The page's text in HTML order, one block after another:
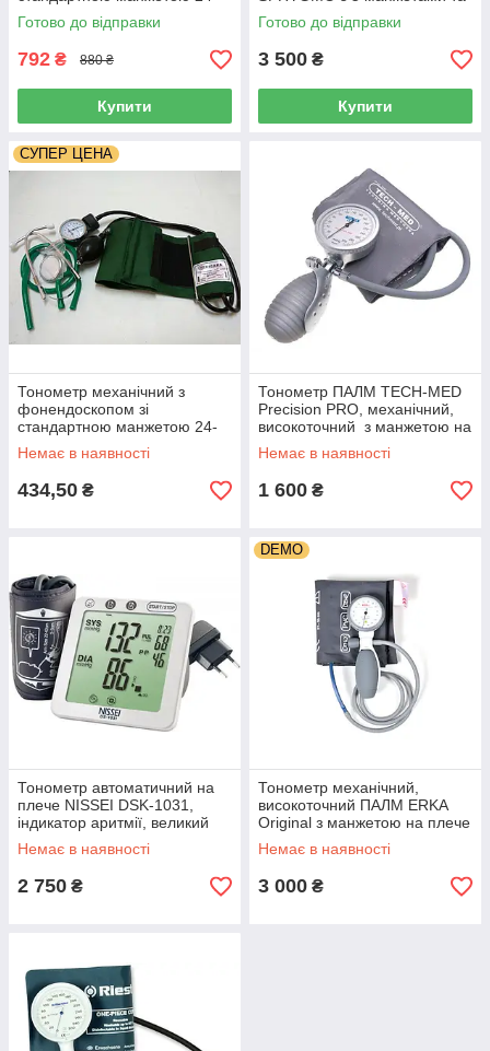
38 см
Готово до відправки
792 ₴ 880 ₴
Купити
протиударним корпусом,
Італія
Готово до відправки
3 500 ₴
Купити
СУПЕР ЦЕНА
Тонометр механічний з
фонендоскопом зі
стандартною манжетою 24-
38см. Medicare
Немає в наявності
434,50 ₴
Тонометр ПАЛМ TECH-MED
Precision PRO, механічний,
високоточний з манжетою на
плече 23-33 см, Польща
Немає в наявності
1 600 ₴
Тонометр автоматичний на
плече NISSEI DSK-1031,
індикатор аритмії, великий
дисплей, каркасний манжет,
Японія
Немає в наявності
2 750 ₴
DEMO
Тонометр механічний,
високоточний ПАЛМ ERKA
Original з манжетою на плече
27-35 см, Німеччина, DEMO
Немає в наявності
3 000 ₴